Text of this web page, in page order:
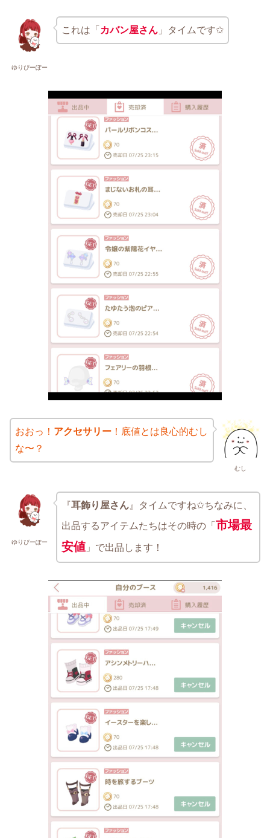
ゆりぴーぽー
これは「 カバン屋さん」タイムです✩
むし
おおっ！ アクセサリー ！底値とは良心的むし
な〜？
ゆりぴーぽー
『耳飾り屋さん』タイムですね✩ちなみに、
出品するアイテムたちはその時の「 市場最
安値 」で出品します！